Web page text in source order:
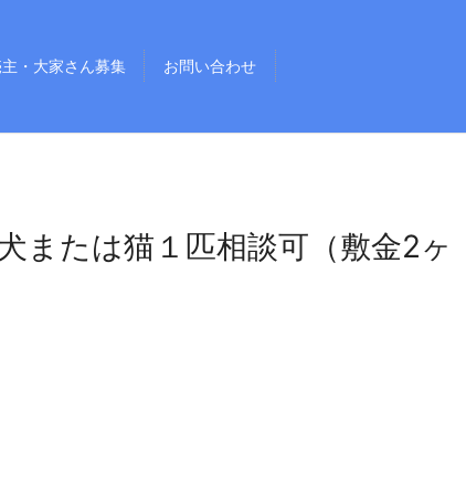
・大家さん募集 お問い合わせ
たは猫１匹相談可（敷金2ヶ